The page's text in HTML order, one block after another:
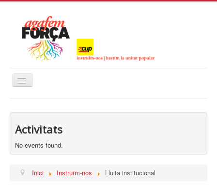
Alternar
Activitats
No events found.
Inici Instruïm-nos Lluita institucional